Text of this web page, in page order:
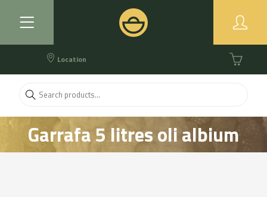
Location
Garrafa 5 litres oli albium